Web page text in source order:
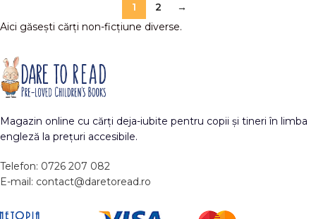
1 2
→
Aici găsești cărți non-ficțiune diverse.
Magazin online cu cărți deja-iubite pentru copii și tineri în limba
engleză la prețuri accesibile.
Telefon: 0726 207 082
E-mail: contact@daretoread.ro